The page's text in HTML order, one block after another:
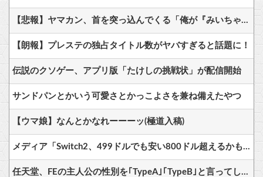
【悲報】ヤマカン、首を突っ込んでくる「俺が『みいちゃんと山田さん』のアニメ監督やりますよ？」
【朗報】プレステの独占タイトル数がヤバすぎると話題に！
伝説のクソゲー、アプリ版「たけしの挑戦状」が配信開始
サンドパンとかいう可愛さとかっこよさを兼ね備えたやつ
【ウマ娘】なんとかなれーーーッ(極道入稿)
メディア「Switch2、499ドルでも安い800ドル超えるかも。PS5は直近での値上げ可能性低い」
任天堂、FEの主人公の性別を｢TypeA｣｢TypeB｣と言ってしまう…